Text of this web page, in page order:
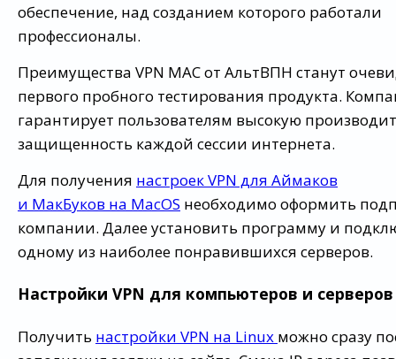
обеспечение, над созданием которого работали
профессионалы.
Преимущества VPN MAC от АльтВПН станут
первого пробного тестирования продукта.
гарантирует пользователям высокую
защищенность каждой сессии интернета.
Для получения настроек VPN для Аймаков
и МакБуков на MacOS необходимо оформить
компании. Далее установить программу и
одному из наиболее понравившихся серверов.
Настройки VPN для компьютеров и
Получить настройки VPN на Linux можно сразу